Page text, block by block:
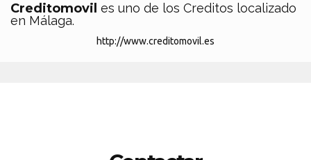
Creditomovil es uno de los Creditos localizado
en Málaga.
http://www.creditomovil.es